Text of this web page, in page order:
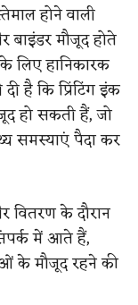
होने वाली
बाइंडर मौजूद होते
लिए हानिकारक
है कि प्रिंटिंग इंक
हो सकती हैं, जो
समस्याएं पैदा कर
के दौरान
में आते हैं,
के मौजूद रहने की